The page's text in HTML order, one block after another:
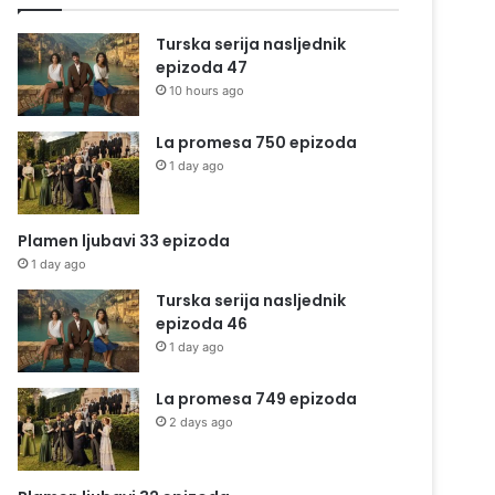
Turska serija nasljednik
epizoda 47
10 hours ago
La promesa 750 epizoda
1 day ago
Plamen ljubavi 33 epizoda
1 day ago
Turska serija nasljednik
epizoda 46
1 day ago
La promesa 749 epizoda
2 days ago